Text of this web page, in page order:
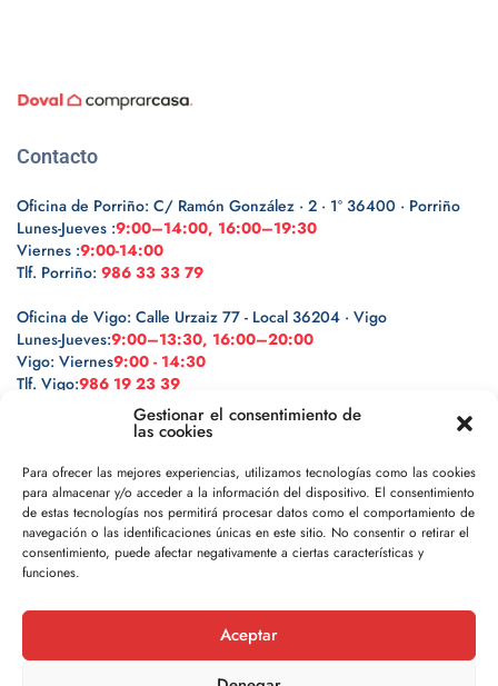
Gestionar el consentimiento de
las cookies
Para ofrecer las mejores experiencias, utilizamos tecnologías como las cookies
para almacenar y/o acceder a la información del dispositivo. El consentimiento
de estas tecnologías nos permitirá procesar datos como el comportamiento de
navegación o las identificaciones únicas en este sitio. No consentir o retirar el
consentimiento, puede afectar negativamente a ciertas características y
funciones.
Aceptar
Contacto
Oficina de Porriño: C/ Ramón González · 2 · 1º 36400 · Porriño
Lunes-Jueves :9:00–14:00, 16:00–19:30
Viernes :9:00-14:00
Tlf. Porriño: 986 33 33 79
Oficina de Vigo: Calle Urzaiz 77 - Local 36204 · Vigo
Lunes-Jueves:9:00–13:30, 16:00–20:00
Vigo: Viernes9:00 - 14:30
Tlf. Vigo:986 19 23 39
Legal
Política de privacidad